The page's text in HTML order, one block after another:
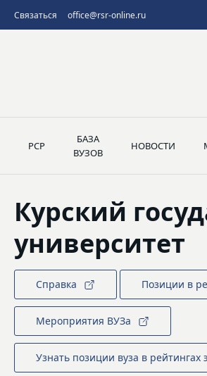
Связаться office@rsr-online.ru
РСР
БАЗА
ВУЗОВ
НОВОСТИ
Курский
университет
Справка Позиции в
Мероприятия ВУЗа
Узнать позиции вуза в рейтингах